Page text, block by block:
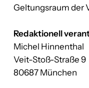
Geltungsraum der
Redaktionell
Michel Hinnenthal
Veit-Stoß-Straße 9
80687 München